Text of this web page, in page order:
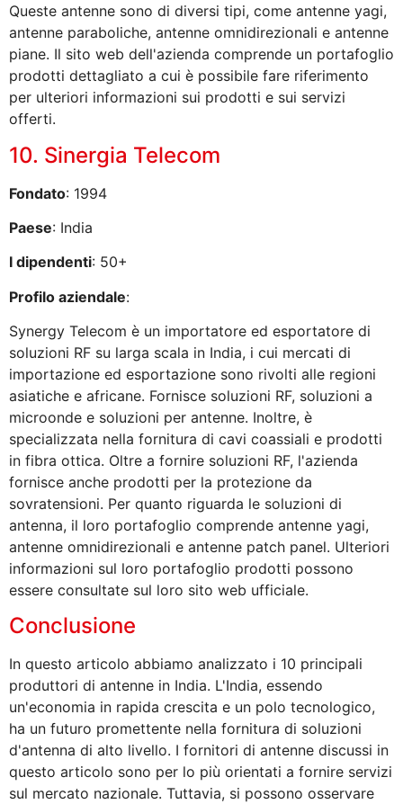
Queste antenne sono di diversi tipi, come antenne yagi,
antenne paraboliche, antenne omnidirezionali e antenne
piane. Il sito web dell'azienda comprende un portafoglio
prodotti dettagliato a cui è possibile fare riferimento
per ulteriori informazioni sui prodotti e sui servizi
offerti.
10. Sinergia Telecom
Fondato: 1994
Paese: India
I dipendenti: 50+
Profilo aziendale:
Synergy Telecom è un importatore ed esportatore di
soluzioni RF su larga scala in India, i cui mercati di
importazione ed esportazione sono rivolti alle regioni
asiatiche e africane. Fornisce soluzioni RF, soluzioni a
microonde e soluzioni per antenne. Inoltre, è
specializzata nella fornitura di cavi coassiali e prodotti
in fibra ottica. Oltre a fornire soluzioni RF, l'azienda
fornisce anche prodotti per la protezione da
sovratensioni. Per quanto riguarda le soluzioni di
antenna, il loro portafoglio comprende antenne yagi,
antenne omnidirezionali e antenne patch panel. Ulteriori
informazioni sul loro portafoglio prodotti possono
essere consultate sul loro sito web ufficiale.
Conclusione
In questo articolo abbiamo analizzato i 10 principali
produttori di antenne in India. L'India, essendo
un'economia in rapida crescita e un polo tecnologico,
ha un futuro promettente nella fornitura di soluzioni
d'antenna di alto livello. I fornitori di antenne discussi in
questo articolo sono per lo più orientati a fornire servizi
sul mercato nazionale. Tuttavia, si possono osservare